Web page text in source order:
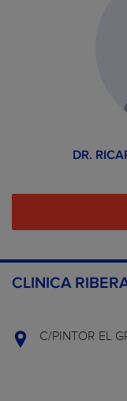
DR.
CLINICA
C/PINTOR EL